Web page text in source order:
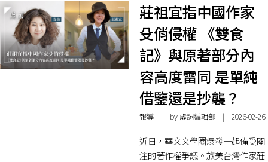
莊祖宜指中國作家
殳俏侵權 《雙食
記》與原著部分內
容高度雷同 是單純
借鑒還是抄襲？
報導| by 虛詞編輯部 | 2026-02-26
近日，華文文學圈爆發一起備受關
注的著作權爭議。旅美台灣作家莊